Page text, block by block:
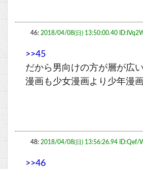
46: 2018/04/08(日) 13:50:00.40
>>45
だから男向けの方が層が広
漫画も少女漫画より少年漫
48: 2018/04/08(日) 13:56:26.94 ID:Qef/
>>46